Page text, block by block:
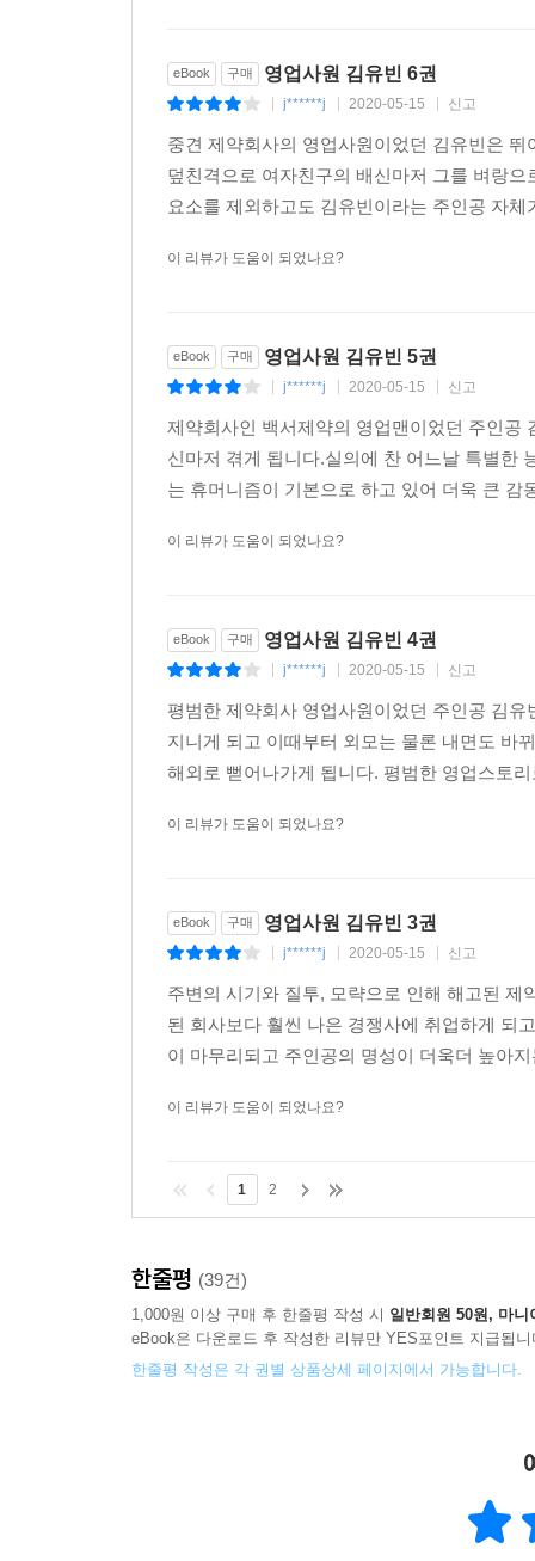
eBook 구매 영업사원 김유빈 6권
j******j 2020-05-15 신고
중견 제약회사의 영업사원이었던 김유빈은
덮친격으로 여자친구의 배신마저 그를 벼랑
요소를 제외하고도 김유빈이라는 주인공 자
이 리뷰가 도움이 되었나요?
eBook 구매 영업사원 김유빈 5권
j******j 2020-05-15 신고
제약회사인 백서제약의 영업맨이었던 주인공
신마저 겪게 됩니다.실의에 찬 어느날 특별한
는 휴머니즘이 기본으로 하고 있어 더욱 큰
이 리뷰가 도움이 되었나요?
eBook 구매 영업사원 김유빈 4권
j******j 2020-05-15 신고
평범한 제약회사 영업사원이었던 주인공 김
지니게 되고 이때부터 외모는 물론 내면도 바
해외로 뻗어나가게 됩니다. 평범한 영업스토
이 리뷰가 도움이 되었나요?
eBook 구매 영업사원 김유빈 3권
j******j 2020-05-15 신고
주변의 시기와 질투, 모략으로 인해 해고된
된 회사보다 훨씬 나은 경쟁사에 취업하게 되
이 마무리되고 주인공의 명성이 더욱더 높아
이 리뷰가 도움이 되었나요?
1 2
한줄평 (39건)
1,000원 이상 구매 후 한줄평 작성 시 일반회원 50원, 마니
eBook은 다운로드 후 작성한 리뷰만 YES포인트 지급됩니
한줄평 작성은 각 권별 상품상세 페이지에서 가능합니다.